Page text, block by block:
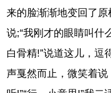
来的脸渐渐地变回了
说;“我刚才的眼睛叫什
白骨精!”说道这儿，逗
声戛然而止，微笑着